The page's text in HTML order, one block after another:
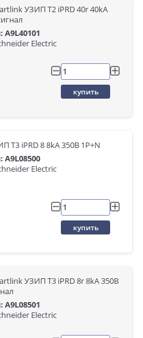
УЗИП Т2 iPRD 40r 40kA
A9L40101
Electric
купить
Т3 iPRD 8 8kA 350В 1P+N
A9L08500
Electric
купить
УЗИП Т3 iPRD 8r 8kA 350В
A9L08501
Electric